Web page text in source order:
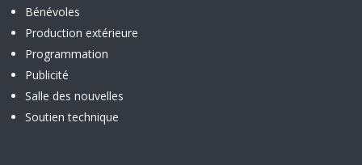
Bénévoles
Production extérieure
Programmation
Publicité
Salle des nouvelles
Soutien technique